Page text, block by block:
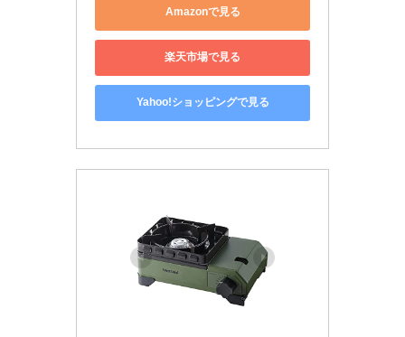
Amazonで見る
楽天市場で見る
Yahoo!ショッピングで見る